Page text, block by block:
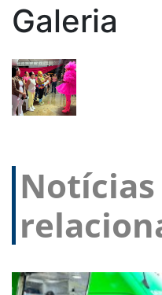
Galeria
Notícias